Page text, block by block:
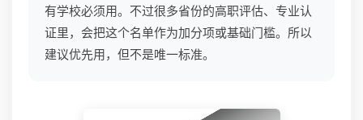
有学校必须用。不过很多省份的高职评估、专业认
证里，会把这个名单作为加分项或基础门槛。所以
建议优先用，但不是唯一标准。